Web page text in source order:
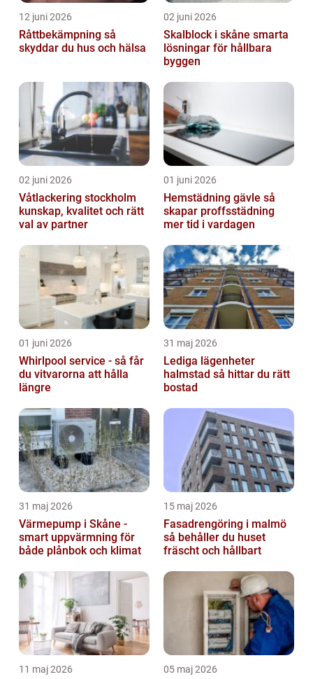
12 juni 2026
Råttbekämpning så
skyddar du hus och hälsa
02 juni 2026
Skalblock i skåne smarta
lösningar för hållbara
byggen
02 juni 2026
Våtlackering stockholm
kunskap, kvalitet och rätt
val av partner
01 juni 2026
Hemstädning gävle så
skapar proffsstädning
mer tid i vardagen
01 juni 2026
Whirlpool service - så får
du vitvarorna att hålla
längre
31 maj 2026
Lediga lägenheter
halmstad så hittar du rätt
bostad
31 maj 2026
Värmepump i Skåne -
smart uppvärmning för
både plånbok och klimat
15 maj 2026
Fasadrengöring i malmö
så behåller du huset
fräscht och hållbart
11 maj 2026 05 maj 2026